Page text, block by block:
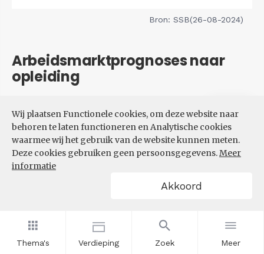
Thema's Verdieping Zoek Meer
Wij plaatsen Functionele cookies, om deze website naar
behoren te laten functioneren en Analytische cookies
waarmee wij het gebruik van de website kunnen meten.
Deze cookies gebruiken geen persoonsgegevens.Meer
informatie
Akkoord
Bron: SSB(26-08-2024)
Arbeidsmarktprognoses naar
opleiding
VERWACHTE UITBREIDINGS-
EN VERVANGINGSVRAAG NAAR
OPLEIDINGSNIVEAU
Filters